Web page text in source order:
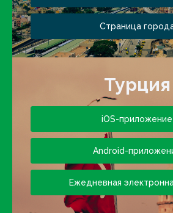
Страница
Турция
iOS-приложение
Android-
Ежедневная